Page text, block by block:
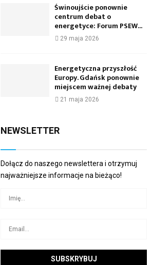
Świnoujście ponownie
centrum debat o
energetyce: Forum PSEW...
29 maja 2026
Energetyczna przyszłość
Europy. Gdańsk ponownie
miejscem ważnej debaty
21 maja 2026
NEWSLETTER
Dołącz do naszego newslettera i otrzymuj
najważniejsze informacje na bieżąco!